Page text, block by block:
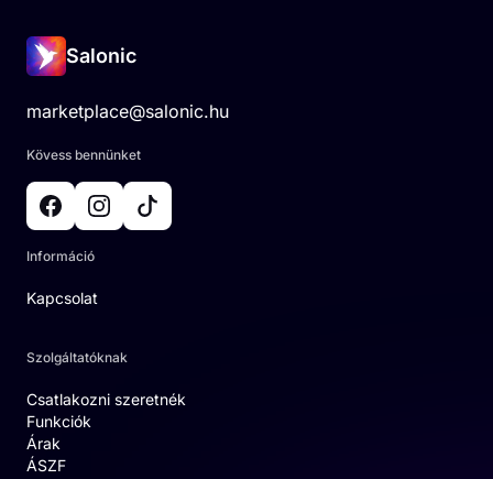
Salonic
marketplace@salonic.hu
Kövess bennünket
Információ
Kapcsolat
Szolgáltatóknak
Csatlakozni szeretnék
Funkciók
Árak
ÁSZF